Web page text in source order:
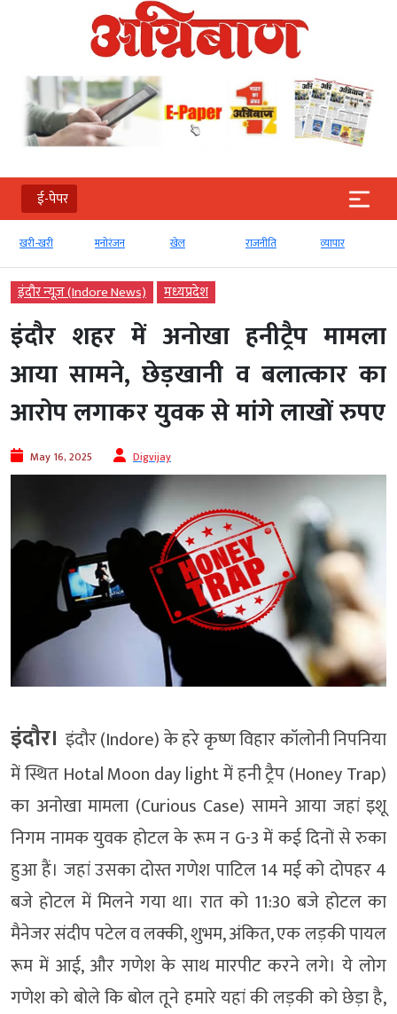
ई-पेपर
खरी-खरी मनोरंजन खेल राजनीति व्‍यापार
इंदौर न्यूज़ (Indore News) मध्‍यप्रदेश
इंदौर शहर में अनोखा हनीट्रैप मामला
आया सामने, छेड़खानी व बलात्कार का
आरोप लगाकर युवक से मांगे लाखों रुपए
May 16, 2025 Digvijay
इंदौर। इंदौर (Indore) के हरे कृष्ण विहार कॉलोनी निपनिया
में स्थित Hotal Moon day light में हनी ट्रैप (Honey Trap)
का अनोखा मामला (Curious Case) सामने आया जहां इशू
निगम नामक युवक होटल के रूम न G-3 में कई दिनों से रुका
हुआ हैं। जहां उसका दोस्त गणेश पाटिल 14 मई को दोपहर 4
बजे होटल में मिलने गया था। रात को 11:30 बजे होटल का
मैनेजर संदीप पटेल व लक्की, शुभम, अंकित, एक लड़की पायल
रूम में आई, और गणेश के साथ मारपीट करने लगे। ये लोग
गणेश को बोले कि बोल तूने हमारे यहां की लड़की को छेड़ा है,